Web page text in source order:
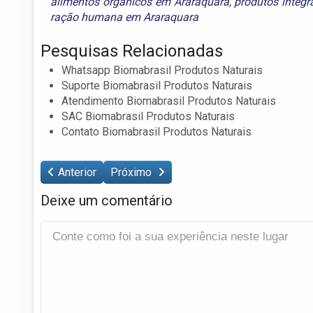
ração humana em Araraquara
Pesquisas Relacionadas
Whatsapp Biomabrasil Produtos Naturais
Suporte Biomabrasil Produtos Naturais
Atendimento Biomabrasil Produtos Naturais
SAC Biomabrasil Produtos Naturais
Contato Biomabrasil Produtos Naturais
Anterior Próximo
Deixe um comentário